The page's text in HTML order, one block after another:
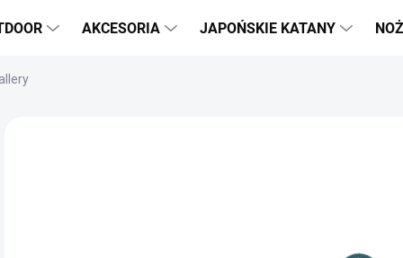
AKCESORIA JAPOŃSKIE KATANY